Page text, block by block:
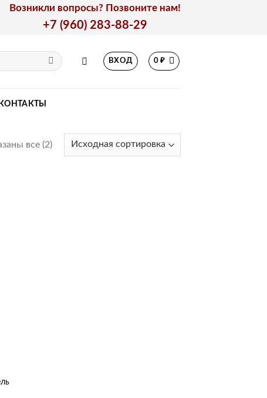
Возникли вопросы? Позвоните нам!
+7 (960) 283-88-29
ВХОД 0₽
КОНТАКТЫ
все (2)